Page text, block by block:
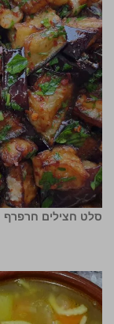
סלט חצילים חרפרף